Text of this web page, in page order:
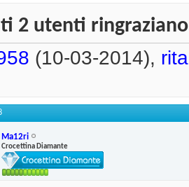
2 utenti
(10-03-2014),
Ma12ri
Crocettina Diamante